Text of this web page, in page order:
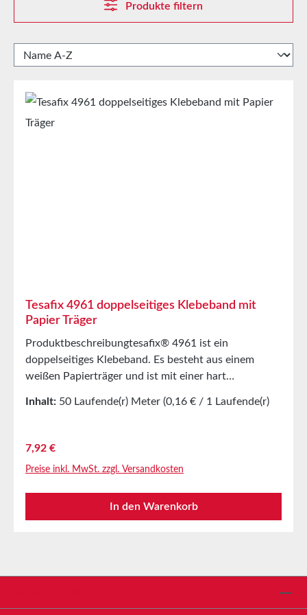
Produkte filtern
Tesafix 4961 doppelseitiges Klebeband mit
Papier Träger
Produktbeschreibungtesafix® 4961 ist ein
doppelseitiges Klebeband. Es besteht aus einem
weißen Papierträger und ist mit einer hart
Produkt besitz eine extrem hohe Scherfestigkeit und
sauber wieder
Kunststoffgegenständen, Schleifscheiben und-
bändernEndloskleben von Papier- und
FolienbahnenBesonders für glatte Oberflächen
ungbis zu 12 Monaten nach Lieferung in
relativer Luftfeuchte.Größere Mengen bieten wir
Inhalt: 50 Laufende(r) Meter (0,16 € / 1 Laufende(r)
Regulärer Preis:
7,92 €
Preise inkl. MwSt. zzgl. Versandkosten
In den Warenkorb